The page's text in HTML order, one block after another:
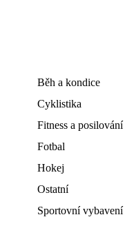
Běh a kondice
Cyklistika
Fitness a posilování
Fotbal
Hokej
Ostatní
Sportovní vybavení